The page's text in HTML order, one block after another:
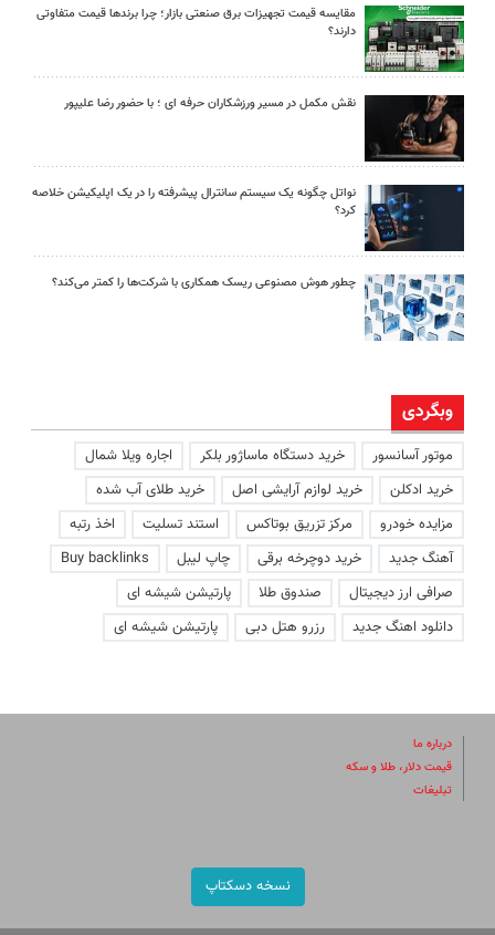
مقایسه قیمت تجهیزات برق صنعتی بازار؛ چرا برندها قیمت متفاوتی
دارند؟
نقش مکمل در مسیر ورزشکاران حرفه ای ؛ با حضور رضا علیپور
نواتل چگونه یک سیستم سانترال پیشرفته را در یک اپلیکیشن خلاصه
کرد؟
چطور هوش مصنوعی ریسک همکاری با شرکت‌ها را کمتر می‌کند؟
وبگردی
موتور آسانسور خرید دستگاه ماساژور بلکر
اجاره ویلا شمال
خرید ادکلن
خرید لوازم آرایشی اصل
خرید طلای آب شده
مزایده خودرو
مرکز تزریق بوتاکس استند تسلیت
اخذ رتبه
آهنگ جدید
خرید دوچرخه برقی چاپ لیبل
Buy backlinks
صرافی ارز دیجیتال
صندوق طلا
پارتیشن شیشه ای
دانلود اهنگ جدید
رزرو هتل دبی پارتیشن شیشه ای
درباره ما
قیمت دلار، طلا و سکه
تبلیغات
نسخه دسکتاپ